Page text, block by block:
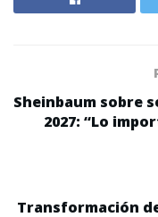
Sheinbaum sobre
2027: “Lo
Transformación